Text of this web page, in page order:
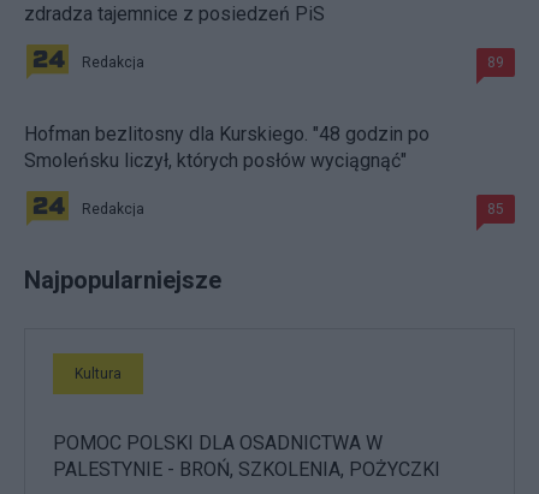
zdradza tajemnice z posiedzeń PiS
Redakcja 89
Hofman bezlitosny dla Kurskiego. "48 godzin po
Smoleńsku liczył, których posłów wyciągnąć"
Redakcja 85
Najpopularniejsze
Kultura
POMOC POLSKI DLA OSADNICTWA W
PALESTYNIE - BROŃ, SZKOLENIA, POŻYCZKI